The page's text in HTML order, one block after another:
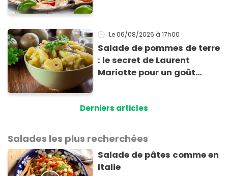
Le 06/08/2026 à 17h00
Salade de pommes de terre
: le secret de Laurent
Mariotte pour un goût
Derniers articles
Salades les plus recherchées
Salade de pâtes comme en
Italie